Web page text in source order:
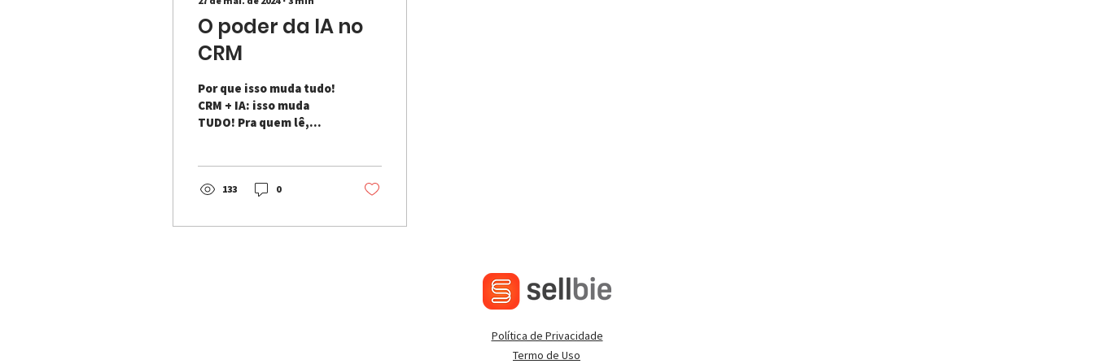
O poder da IA no
CRM
Por que isso muda tudo!
CRM + IA: isso muda
TUDO! Pra quem lê,
mantra,...
133 0
Política de Privacidade
Termo de Uso